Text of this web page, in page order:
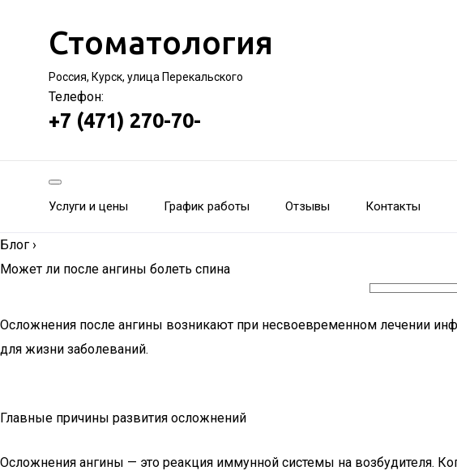
Стоматология
Россия, Курск, улица Перекальского
Телефон:
+7 (471) 270-70-
Услуги и цены График работы Отзывы Контакты
Блог ›
Может ли после ангины болеть спина
Осложнения после ангины возникают при несвоевременном лечении
для жизни заболеваний.
Главные причины развития осложнений
Осложнения ангины — это реакция иммунной системы на возбудителя.